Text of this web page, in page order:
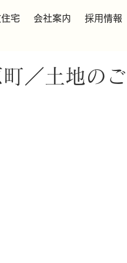
宅 会社案内 採用情報
／土地の